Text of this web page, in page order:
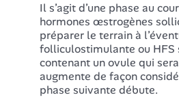
Il s’agit d’une phase au
hormones œstrogènes
préparer le terrain à
folliculostimulante ou HFS
contenant un ovule qui
augmente de façon
phase suivante débute.